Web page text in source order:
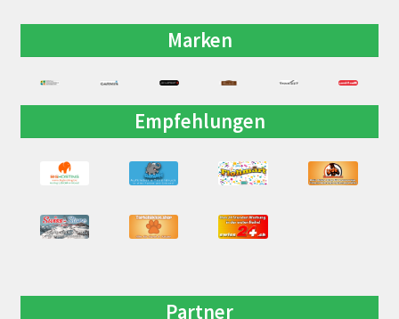
Marken
Empfehlungen
Partner